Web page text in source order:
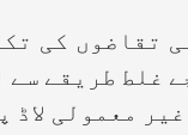
کی
غلط طریقے
معمولی